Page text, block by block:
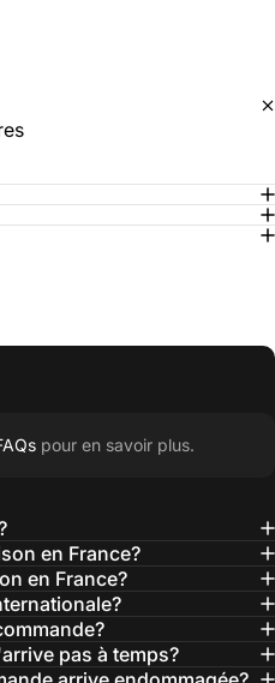
pour en savoir plus.
en France?
en France?
pas à temps?